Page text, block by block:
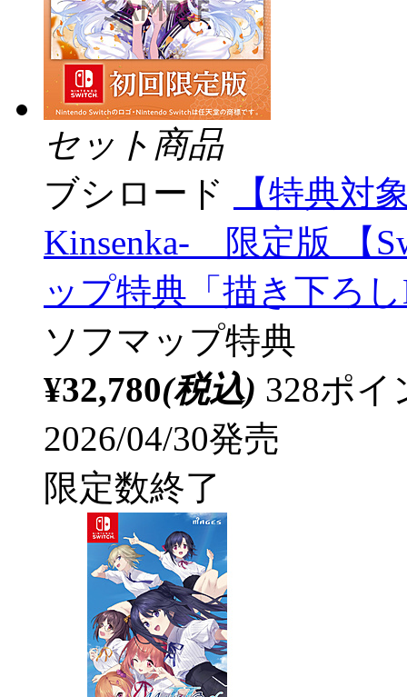
セット商品
ブシロード
【特典対
Kinsenka- 限定版 【
ップ特典「描き下ろ
ソフマップ特典
¥32,780(税込) 328ポ
2026/04/30発売
限定数終了